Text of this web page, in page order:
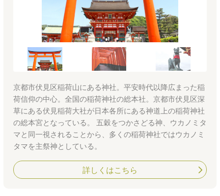
京都市伏見区稲荷山にある神社。平安時代以降広まった稲
荷信仰の中心。全国の稲荷神社の総本社。京都市伏見区深
草にある伏見稲荷大社が日本各所にある神道上の稲荷神社
の総本宮となっている。 五穀をつかさどる神、ウカノミタ
マと同一視されることから、多くの稲荷神社ではウカノミ
タマを主祭神としている。
詳しくはこちら